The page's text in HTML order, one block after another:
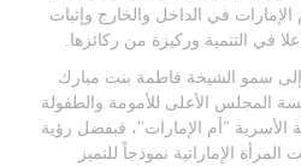
الإمارات في الداخل والخارج وإثبات
في التنمية وركيزة من ركائزها.
إلى سمو الشيخة فاطمة بنت مبارك
المجلس الأعلى للأمومة والطفولة
الأسرية "أم الإمارات"، فبفضل رؤية
الإماراتية نموذجاً للتميز